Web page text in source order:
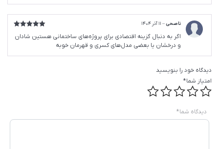
5
ناصحی– 11 آذر 1404
اگر به دنبال گزینه اقتصادی برای پروژه‌های ساختمانی هستین شادان
و درخشان یا بعضی مدل‌های کسری و قهرمان خوبه
دیدگاه خود را بنویسید
امتیاز شما*
دیدگاه شما*